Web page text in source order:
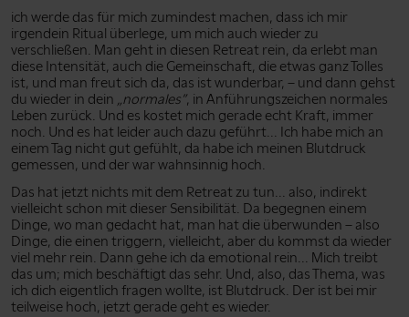
ich werde das für mich zumindest machen, dass ich mir
irgendein Ritual überlege, um mich auch wieder zu
verschließen. Man geht in diesen Retreat rein, da erlebt man
diese Intensität, auch die Gemeinschaft, die etwas ganz Tolles
ist, und man freut sich da, das ist wunderbar, – und dann gehst
du wieder in dein „normales”, in Anführungszeichen normales
Leben zurück. Und es kostet mich gerade echt Kraft, immer
noch. Und es hat leider auch dazu geführt... Ich habe mich an
einem Tag nicht gut gefühlt, da habe ich meinen Blutdruck
gemessen, und der war wahnsinnig hoch.
Das hat jetzt nichts mit dem Retreat zu tun... also, indirekt
vielleicht schon mit dieser Sensibilität. Da begegnen einem
Dinge, wo man gedacht hat, man hat die überwunden – also
Dinge, die einen triggern, vielleicht, aber du kommst da wieder
viel mehr rein. Dann gehe ich da emotional rein... Mich treibt
das um; mich beschäftigt das sehr. Und, also, das Thema, was
ich dich eigentlich fragen wollte, ist Blutdruck. Der ist bei mir
teilweise hoch, jetzt gerade geht es wieder.